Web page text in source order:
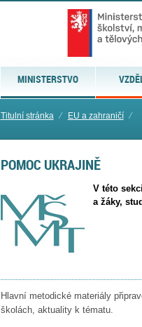
MINISTERSTVO
Titulní stránka ⁄ EU a zahraničí ⁄
POMOC UKRAJINĚ
V této
a žáky,
Hlavní metodické materiály
školách, aktuality k tématu.